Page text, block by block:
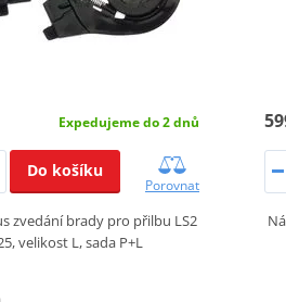
Expedujeme do 2 dnů
Do košíku
Porovnat
zvedání brady pro přilbu LS2
velikost L, sada P+L